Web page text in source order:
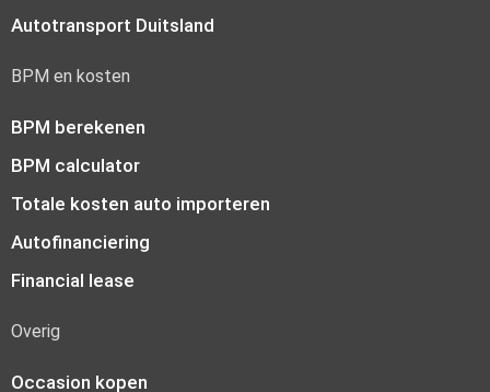
Autotransport Duitsland
BPM en kosten
BPM berekenen
BPM calculator
Totale kosten auto importeren
Autofinanciering
Financial lease
Overig
Occasion kopen